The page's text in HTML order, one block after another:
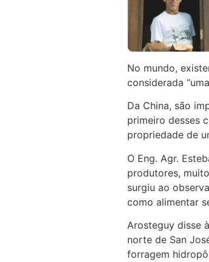
No mundo,
considerada
Da China, são
primeiro desses
propriedade de
O Eng. Agr.
produtores,
surgiu ao
como alimentar
Arosteguy disse
norte de San
forragem